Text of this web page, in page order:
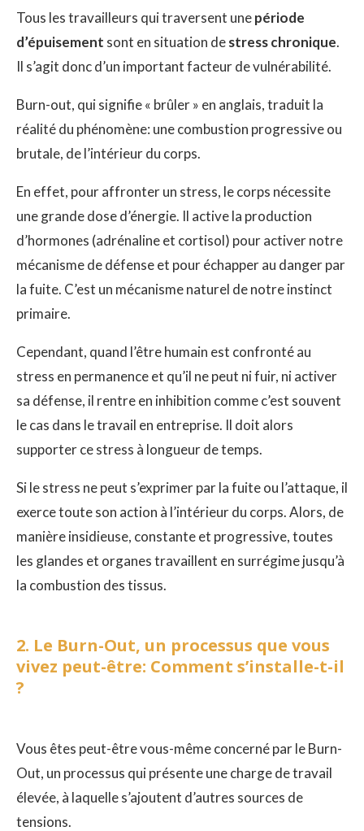
Tous les travailleurs qui traversent unepériode
d’épuisement sont en situation destress chronique.
Il s’agit donc d’un important facteur de vulnérabilité.
Burn-out, qui signifie « brûler » en anglais, traduit la
réalité du phénomène: une combustion progressive ou
brutale, de l’intérieur du corps.
En effet, pour affronter un stress, le corps nécessite
une grande dose d’énergie. Il active la production
d’hormones (adrénaline et cortisol) pour activer notre
mécanisme de défense et pour échapper au danger par
la fuite. C’est un mécanisme naturel de notre instinct
primaire.
Cependant, quand l’être humain est confronté au
stress en permanence et qu’il ne peut ni fuir, ni activer
sa défense, il rentre en inhibition comme c’est souvent
le cas dans le travail en entreprise. Il doit alors
supporter ce stress à longueur de temps.
Si le stress ne peut s’exprimer par la fuite ou l’attaque, il
exerce toute son action à l’intérieur du corps. Alors, de
manière insidieuse, constante et progressive, toutes
les glandes et organes travaillent en surrégime jusqu’à
la combustion des tissus.
2. Le Burn-Out, un processus que vous
vivez peut-être: Comment s’installe-t-il
?
Vous êtes peut-être vous-même concerné par le Burn-
Out, un processus qui présente une charge de travail
élevée, à laquelle s’ajoutent d’autres sources de
tensions.